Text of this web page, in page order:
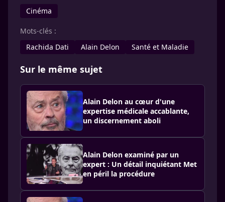
Cinéma
Mots-clés :
Rachida Dati
Alain Delon Santé et Maladie
Sur le même sujet
Alain Delon au cœur d'une
expertise médicale accablante,
un discernement aboli
Alain Delon examiné par un
expert : Un détail inquiétant Met
en péril la procédure